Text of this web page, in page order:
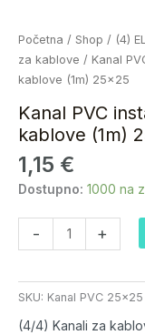
Početna / Shop / (4)
za kablove / Kanal
kablove (1m) 25×25
Kanal PVC
kablove (1m)
1,15 €
Dostupno: 1000 na
-
Kanal
PVC
instalacijski
poklopcem
za
kablove
(1m)
25x25
količina
+
SKU: Kanal PVC 25x25
(4/4) Kanali za